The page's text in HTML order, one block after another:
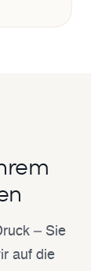
– Sie
auf die